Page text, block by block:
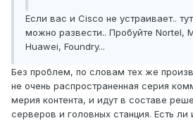
Если вас и Cisco не устраивает..
можно развести.. Пробуйте Nortel,
Huawei, Foundry...
Без проблем, по словам тех же
не очень распространенная серия
мерия контента, и идут в составе
серверов и головных станция. Есть